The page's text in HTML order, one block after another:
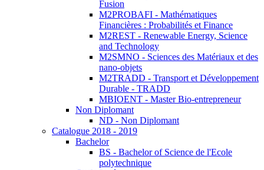
Fusion
M2PROBAFI - Mathématiques
Financières : Probabilités et Finance
M2REST - Renewable Energy, Science
and Technology
M2SMNO - Sciences des Matériaux et des
nano-objets
M2TRADD - Transport et Développement
Durable - TRADD
MBIOENT - Master Bio-entrepreneur
Non Diplomant
ND - Non Diplomant
Catalogue 2018 - 2019
Bachelor
BS - Bachelor of Science de l'Ecole
polytechnique